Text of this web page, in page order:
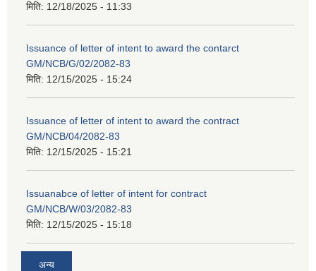
मिति: 12/18/2025 - 11:33
Issuance of letter of intent to award the contarct
GM/NCB/G/02/2082-83
मिति: 12/15/2025 - 15:24
Issuance of letter of intent to award the contract
GM/NCB/04/2082-83
मिति: 12/15/2025 - 15:21
Issuanabce of letter of intent for contract
GM/NCB/W/03/2082-83
मिति: 12/15/2025 - 15:18
अन्य